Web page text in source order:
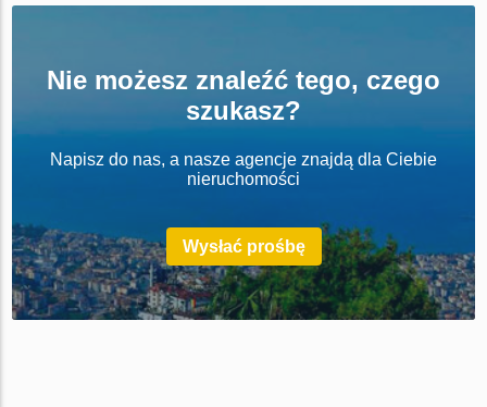
Nie możesz znaleźć tego, czego
szukasz?
Napisz do nas, a nasze agencje znajdą dla Ciebie
nieruchomości
Wysłać prośbę